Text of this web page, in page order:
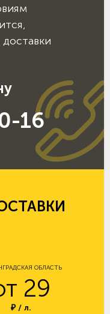
16
ОБЛАСТЬ
29
₽ / л.